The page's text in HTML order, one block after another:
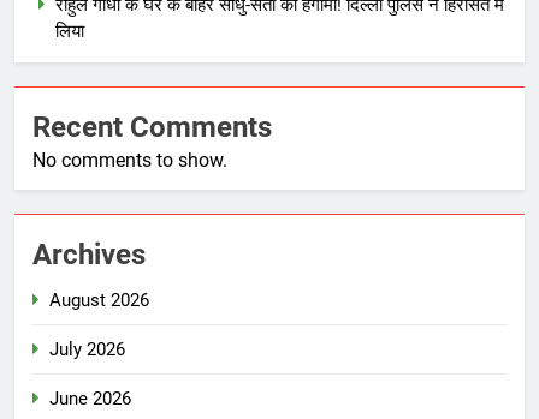
लिया
Recent Comments
No comments to show.
Archives
August 2026
July 2026
June 2026